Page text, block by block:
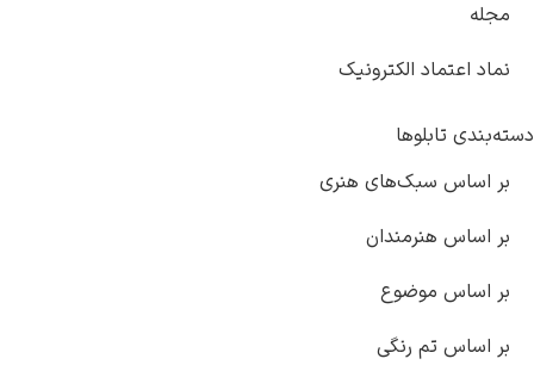
مجله
نماد اعتماد الکترونیک
دسته‌بندی تابلوها
بر اساس سبک‌های هنری
بر اساس هنرمندان
بر اساس موضوع
بر اساس تم رنگی